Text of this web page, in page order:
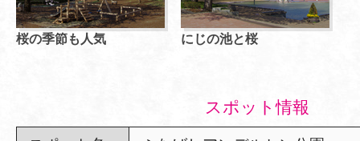
桜の季節も人気 にじの池と桜
スポット情報